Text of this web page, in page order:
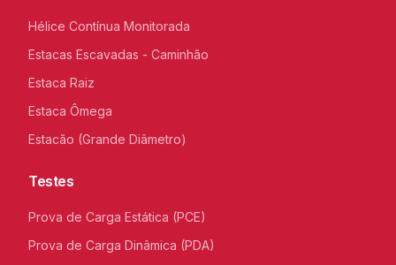
Hélice Contínua Monitorada
Estacas Escavadas - Caminhão
Estaca Raiz
Estaca Ômega
Estacão (Grande Diâmetro)
Testes
Prova de Carga Estática (PCE)
Prova de Carga Dinâmica (PDA)